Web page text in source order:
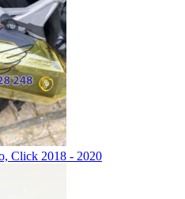
Click 2018 - 2020